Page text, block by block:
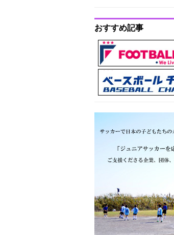
おすすめ記事